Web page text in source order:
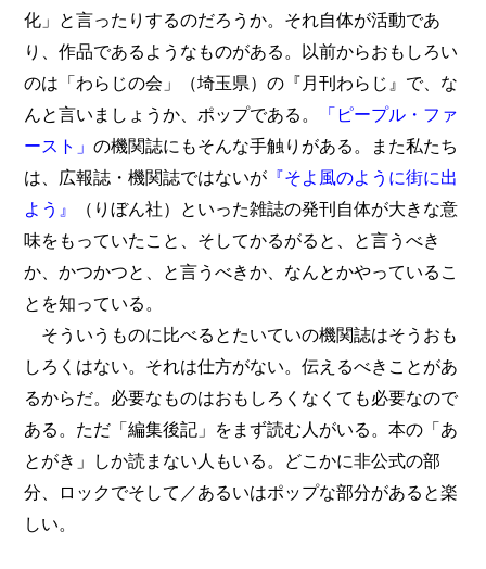
化」と言ったりするのだろうか。それ自体が活動であ
り、作品であるようなものがある。以前からおもしろい
のは「わらじの会」（埼玉県）の『月刊わらじ』で、な
んと言いましょうか、ポップである。
「ピープル・ファ
ースト」の機関誌にもそんな手触りがある。また私たち
は、広報誌・機関誌ではないが 『そよ風のように街に出
よう』
（りぼん社）といった雑誌の発刊自体が大きな意
味をもっていたこと、そしてかるがると、と言うべき
か、かつかつと、と言うべきか、なんとかやっているこ
とを知っている。
そういうものに比べるとたいていの機関誌はそうおも
しろくはない。それは仕方がない。伝えるべきことがあ
るからだ。必要なものはおもしろくなくても必要なので
ある。ただ「編集後記」をまず読む人がいる。本の「あ
とがき」しか読まない人もいる。どこかに非公式の部
分、ロックでそして／あるいはポップな部分があると楽
しい。